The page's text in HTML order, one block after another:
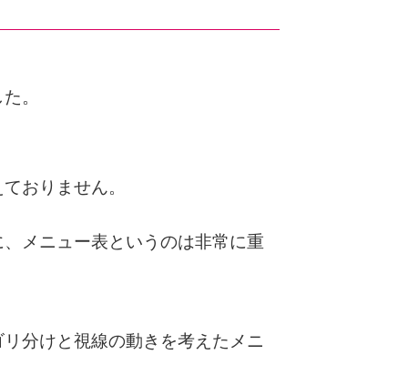
。
おりません。
メニュー表というのは非常に重
分けと視線の動きを考えたメニ